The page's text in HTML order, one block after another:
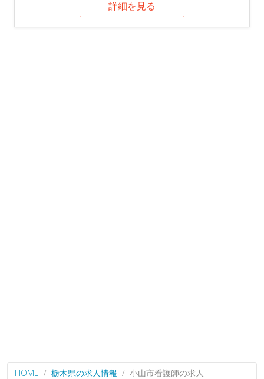
詳細を見る
HOME 栃木県の求人情報 小山市看護師の求人